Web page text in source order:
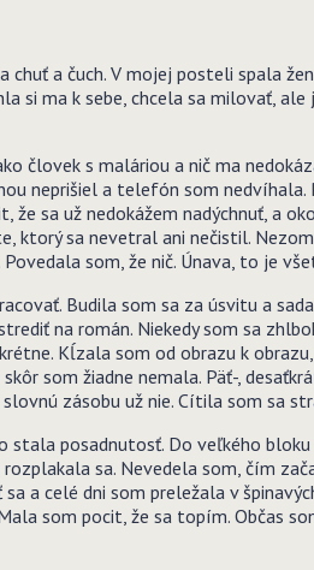
a čuch. V mojej posteli spala
si ma k sebe, chcela sa milovať,
človek s maláriou a nič ma
neprišiel a telefón som
že sa už nedokážem nadýchnuť, a
ktorý sa nevetral ani nečistil.
som, že nič. Únava, to je
Budila som sa za úsvitu a
na román. Niekedy som sa
Kĺzala som od obrazu k
som žiadne nemala. Päť-,
zásobu už nie. Cítila som sa
posadnutosť. Do veľkého
sa. Nevedela som, čím
a celé dni som preležala v
som pocit, že sa topím. Občas